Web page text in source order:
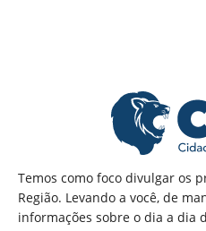
Temos como foco divulgar os
Região. Levando a você, de
informações sobre o dia a dia